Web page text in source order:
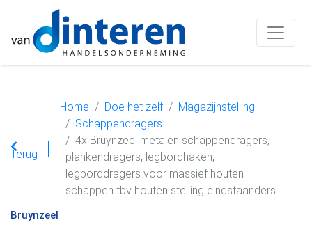
Terug
Home Doe het zelf
Magazijnstelling
Schappendragers
4x Bruynzeel metalen schappendragers,
plankendragers, legbordhaken,
legborddragers voor massief houten
schappen tbv houten stelling eindstaanders
Bruynzeel